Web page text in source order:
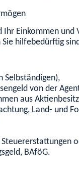
Ihr Einkommen
Sie hilfebedürftig
Selbständigen),
von der
aus
Land- und
BAföG.